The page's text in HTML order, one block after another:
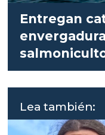
Entregan
Lea también: